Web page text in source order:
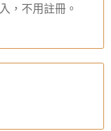
，不用註冊。